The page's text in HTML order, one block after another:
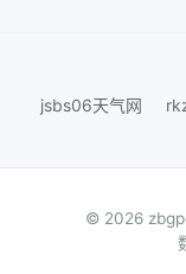
jsbs06天气网
© 2026